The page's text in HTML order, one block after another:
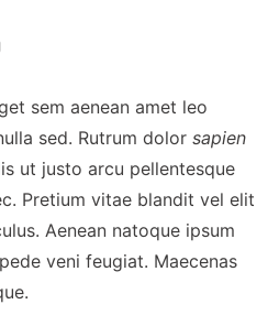
sem aenean amet leo
sed. Rutrum dolor sapien
ut justo arcu pellentesque
Pretium vitae blandit vel elit
Aenean natoque ipsum
veni feugiat. Maecenas